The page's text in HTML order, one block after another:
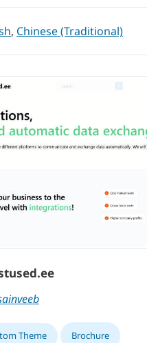
, Chinese (Traditional)
Theme Brochure